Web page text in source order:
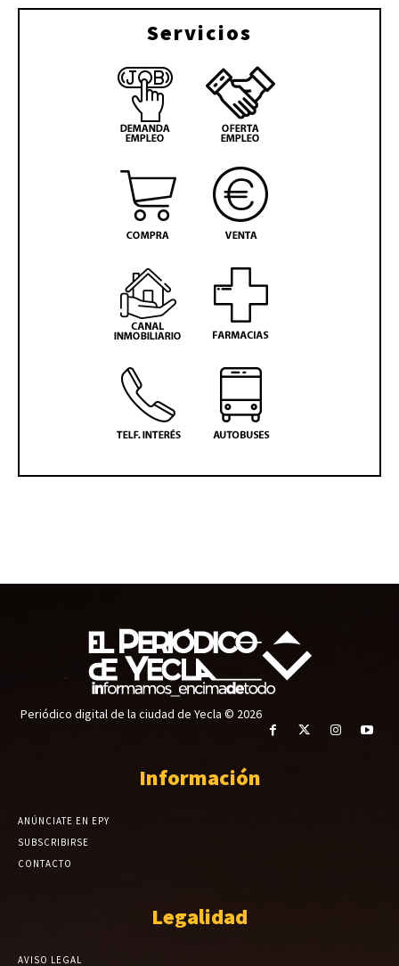
Servicios
Periódico digital de la ciudad de Yecla © 2026
Información
ANÚNCIATE EN EPY
SUBSCRIBIRSE
CONTACTO
Legalidad
AVISO LEGAL